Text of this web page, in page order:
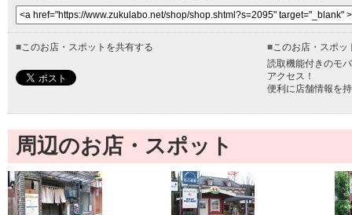
■このお店・スポットを共有する ■このお店・スポッ
読取機能付きのモ
アクセス！
便利に店舗情報を
周辺のお店・スポット